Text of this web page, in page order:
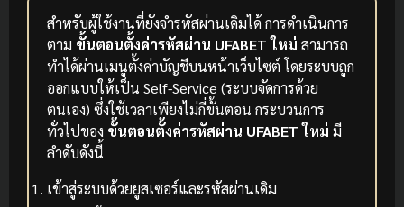
สำหรับผู้ใช้งานที่ยังจำรหัสผ่านเดิมได้ การดำเนินการ
ตาม ขั้นตอนตั้งค่ารหัสผ่าน UFABET ใหม่ สามารถ
ทำได้ผ่านเมนูตั้งค่าบัญชีบนหน้าเว็บไซต์ โดยระบบถูก
ออกแบบให้เป็น Self-Service (ระบบจัดการด้วย
ตนเอง) ซึ่งใช้เวลาเพียงไม่กี่ขั้นตอน กระบวนการ
ทั่วไปของ ขั้นตอนตั้งค่ารหัสผ่าน UFABET ใหม่ มี
ลำดับดังนี้
เข้าสู่ระบบด้วยยูสเซอร์และรหัสผ่านเดิม